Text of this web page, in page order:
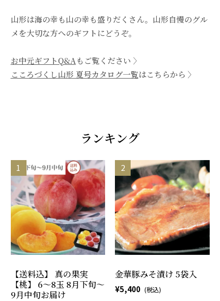
山形は海の幸も山の幸も盛りだくさん。山形自慢のグル
メを大切な方へのギフトにどうぞ。
お中元ギフトQ&Aもご覧ください 〉
こころづくし山形 夏号カタログ一覧はこちらから 〉
ランキング
【送料込】 真の果実
【桃】 6～8玉 8月下旬～
9月中旬お届け
金華豚みそ漬け 5袋入
5,400